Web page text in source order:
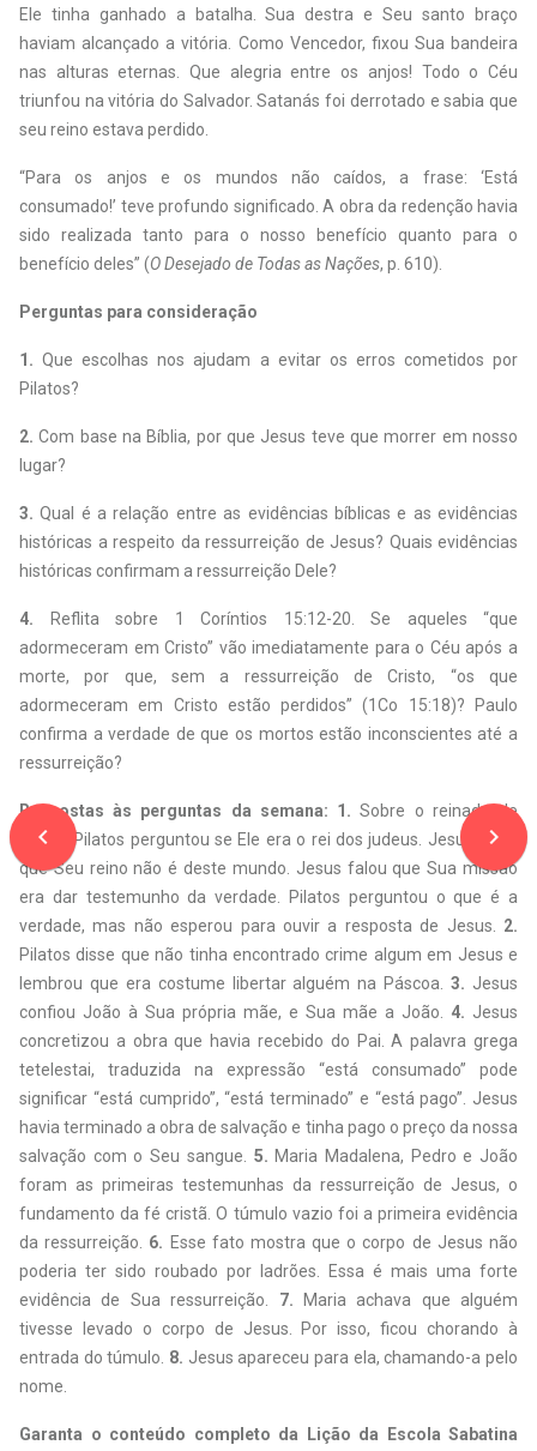
navigate_before
Ele tinha ganhado a batalha. Sua destra e Seu santo braço
haviam alcançado a vitória. Como Vencedor, fixou Sua bandeira
nas alturas eternas. Que alegria entre os anjos! Todo o Céu
triunfou na vitória do Salvador. Satanás foi derrotado e sabia que
seu reino estava perdido.
“Para os anjos e os mundos não caídos, a frase: ‘Está
consumado!’ teve profundo significado. A obra da redenção havia
sido realizada tanto para o nosso benefício quanto para o
benefício deles” (O Desejado de Todas as Nações, p. 610).
Perguntas para consideração
1.Que escolhas nos ajudam a evitar os erros cometidos por
Pilatos?
2.Com base na Bíblia, por que Jesus teve que morrer em nosso
lugar?
3.Qual é a relação entre as evidências bíblicas e as evidências
históricas a respeito da ressurreição de Jesus? Quais evidências
históricas confirmam a ressurreição Dele?
4.
Reflita sobre 1 Coríntios 15:12-20. Se aqueles “que
adormeceram em Cristo” vão imediatamente para o Céu após a
morte, por que, sem a ressurreição de Cristo, “os que
adormeceram em Cristo estão perdidos” (1Co 15:18)? Paulo
confirma a verdade de que os mortos estão inconscientes até a
ressurreição?
Respostas às perguntas da semana: 1.Sobre o reinado de
Jesus. Pilatos perguntou se Ele era o rei dos judeus. Jesus disse
que Seu reino não é deste mundo. Jesus falou que Sua missão
era dar testemunho da verdade. Pilatos perguntou o que é a
verdade, mas não esperou para ouvir a resposta de Jesus. 2.
Pilatos disse que não tinha encontrado crime algum em Jesus e
lembrou que era costume libertar alguém na Páscoa.3. Jesus
confiou João à Sua própria mãe, e Sua mãe a João. 4. Jesus
concretizou a obra que havia recebido do Pai. A palavra grega
tetelestai, traduzida na expressão “está consumado” pode
significar “está cumprido”, “está terminado” e “está pago”. Jesus
havia terminado a obra de salvação e tinha pago o preço da nossa
salvação com o Seu sangue. 5. Maria Madalena, Pedro e João
foram as primeiras testemunhas da ressurreição de Jesus, o
fundamento da fé cristã. O túmulo vazio foi a primeira evidência
da ressurreição. 6. Esse fato mostra que o corpo de Jesus não
poderia ter sido roubado por ladrões. Essa é mais uma forte
evidência de Sua ressurreição. 7.
Maria achava que alguém
tivesse levado o corpo de Jesus. Por isso, ficou chorando à
entrada do túmulo. 8. Jesus apareceu para ela, chamando-a pelo
nome.
Garanta o conteúdo completo da Lição da Escola Sabatina
navigate_next